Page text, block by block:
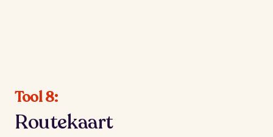
Tool 8:
Routekaart